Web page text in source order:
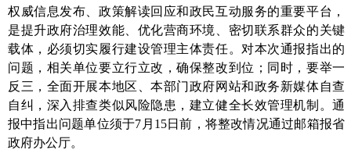
权威信息发布、政策解读回应和政民互动服务的重要平台，
是提升政府治理效能、优化营商环境、密切联系群众的关键
载体，必须切实履行建设管理主体责任。 对本次通报指出的
问题，相关单位要立行立改，确保整改到位；同时，要举一
反三，全面开展本地区、本部门政府网站和政务新媒体自查
自纠，深入排查类似风险隐患，建立健全长效管理机制。通
报中指出问题单位须于7月15日前， 将整改情况通过邮箱报省
政府办公厅。